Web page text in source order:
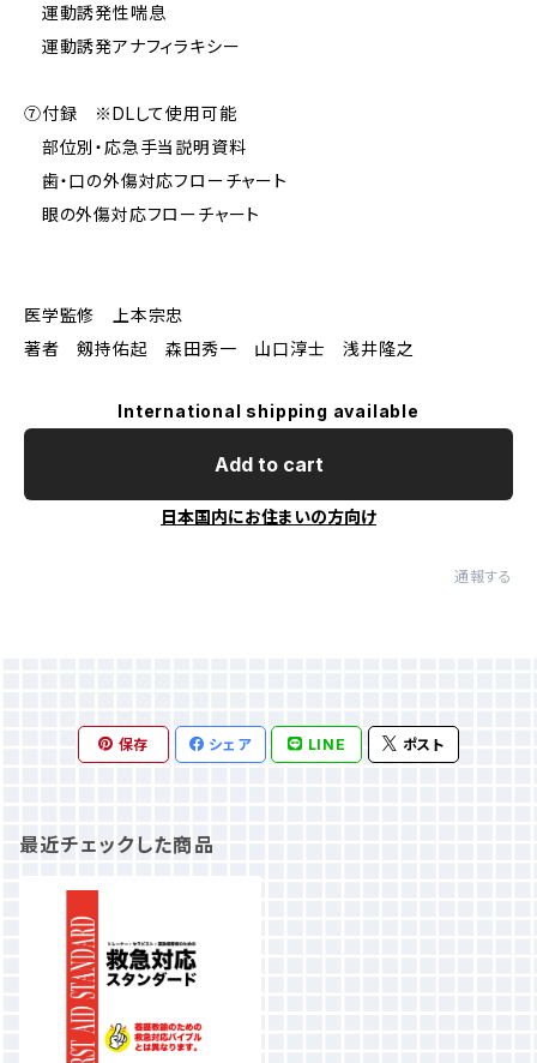
運動誘発性喘息
運動誘発アナフィラキシー
⑦付録 ※DLして使用可能
部位別・応急手当説明資料
歯・口の外傷対応フローチャート
眼の外傷対応フローチャート
医学監修 上本宗忠
著者 剱持佑起 森田秀一 山口淳士 浅井隆之
International shipping available
Add to cart
日本国内にお住まいの方向け
通報する
保存 シェア LINE ポスト
最近チェックした商品